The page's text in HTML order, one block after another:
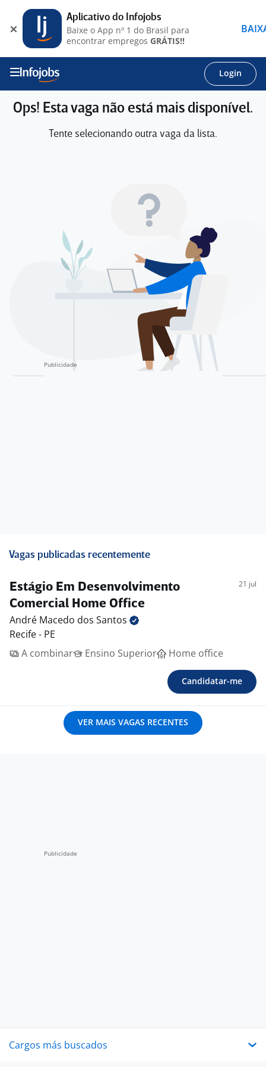
Login
Ops! Esta vaga não está mais disponível.
Tente selecionando outra vaga da lista.
Vagas publicadas recentemente
Estágio Em Desenvolvimento
Comercial Home Office
21 jul
André Macedo dos Santos
Recife - PE
A combinar
Ensino Superior Home office
Candidatar-me
VER MAIS VAGAS RECENTES
Cargos más buscados
Aplicativo do Infojobs
Baixe o App nº 1 do Brasil para
encontrar empregos GRÁTIS!!